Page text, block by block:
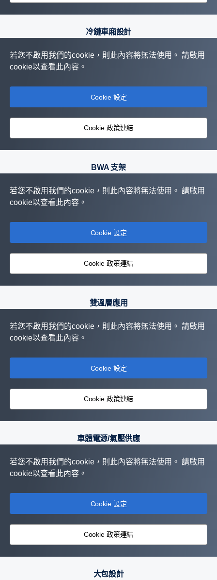
冷鏈車廂設計
若您不啟用我們的cookie，則此內容將無法使用。 請啟用
cookie以查看此內容。
Cookie 設定
Cookie 政策連結
BWA 支架
若您不啟用我們的cookie，則此內容將無法使用。 請啟用
cookie以查看此內容。
Cookie 設定
Cookie 政策連結
雙溫層應用
若您不啟用我們的cookie，則此內容將無法使用。 請啟用
cookie以查看此內容。
Cookie 設定
Cookie 政策連結
車體電源/氣壓供應
若您不啟用我們的cookie，則此內容將無法使用。 請啟用
cookie以查看此內容。
Cookie 設定
Cookie 政策連結
大包設計